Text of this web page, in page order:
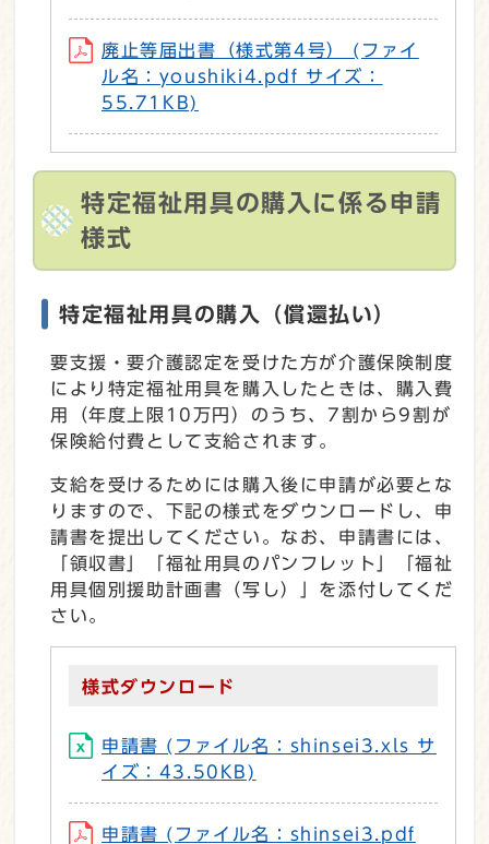
廃止等届出書（様式第4号） (ファイ
ル名：youshiki4.pdf サイズ：
55.71KB)
特定福祉用具の購入に係る申請
様式
特定福祉用具の購入（償還払い）
要支援・要介護認定を受けた方が介護保険制度
により特定福祉用具を購入したときは、購入費
用（年度上限10万円）のうち、7割から9割が
保険給付費として支給されます。
支給を受けるためには購入後に申請が必要とな
りますので、下記の様式をダウンロードし、申
請書を提出してください。なお、申請書には、
「領収書」「福祉用具のパンフレット」「福祉
用具個別援助計画書（写し）」を添付してくだ
さい。
様式ダウンロード
申請書 (ファイル名：shinsei3.xls サ
イズ：43.50KB)
申請書 (ファイル名：shinsei3.pdf